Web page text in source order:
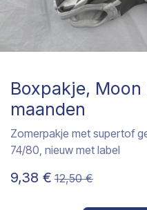
Boxpakje,
maanden
Zomerpakje met supertof
74/80, nieuw met label
9,38 € 12,50€